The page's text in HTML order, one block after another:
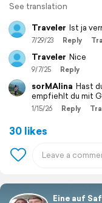
See translation
Traveler Ist ja
7/29/23 Reply
Traveler Nice
9/7/25 Reply
sorMAlina Hast
empfiehlt du mit
1/15/26 Reply
30 likes
Eine auf